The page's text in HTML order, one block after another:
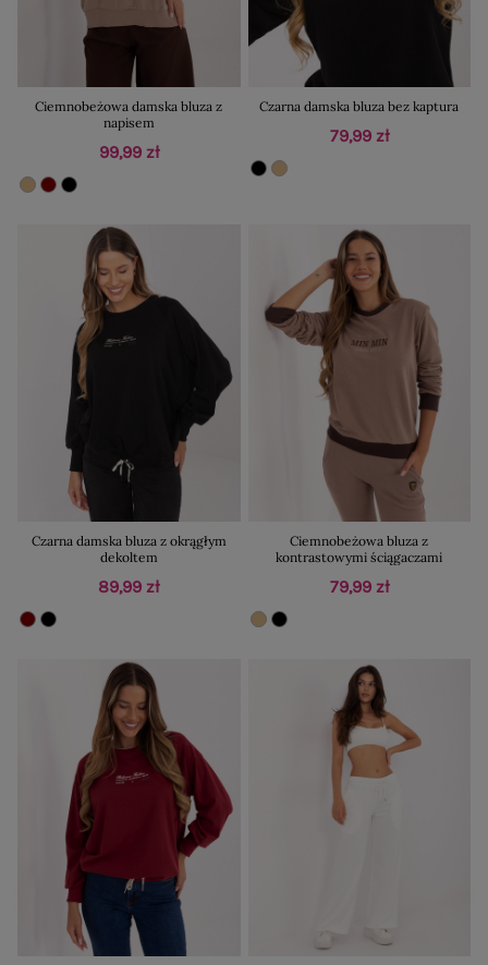
Ciemnobeżowa damska bluza z
napisem
99,99 zł
Czarna damska bluza bez kaptura
79,99 zł
Czarna damska bluza z okrągłym
dekoltem
89,99 zł
Ciemnobeżowa bluza z
kontrastowymi ściągaczami
79,99 zł